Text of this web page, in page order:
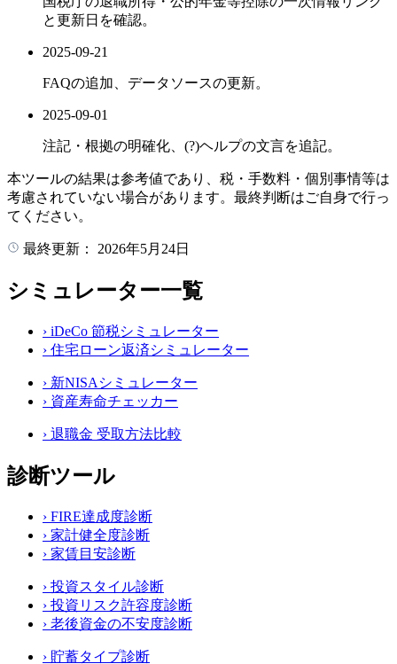
と更新日を確認。
2025-09-21
FAQの追加、データソースの更新。
2025-09-01
注記・根拠の明確化、(?)ヘルプの文言を追記。
本ツールの結果は参考値であり、税・手数料・個別事情等は
考慮されていない場合があります。最終判断はご自身で行っ
てください。
最終更新： 2026年5月24日
シミュレーター一覧
› iDeCo 節税シミュレーター
› 住宅ローン返済シミュレーター
› 新NISAシミュレーター
› 資産寿命チェッカー
› 退職金 受取方法比較
診断ツール
› FIRE達成度診断
› 家計健全度診断
› 家賃目安診断
› 投資スタイル診断
› 投資リスク許容度診断
› 老後資金の不安度診断
› 貯蓄タイプ診断